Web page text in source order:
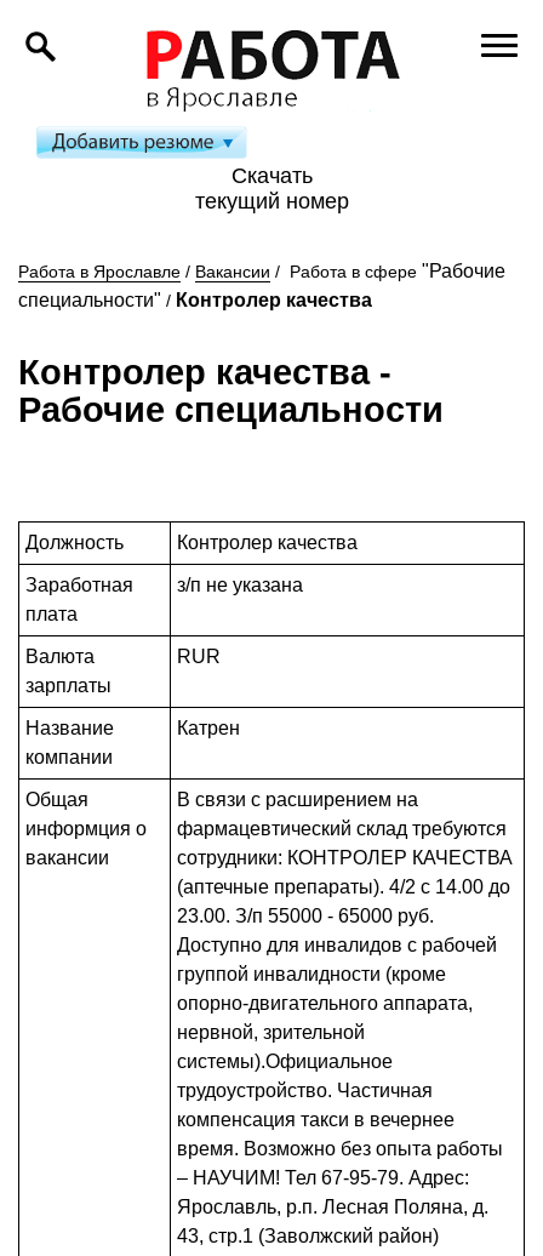
Скачать
текущий номер
Работа в Ярославле / Вакансии / Работа в сфере "Рабочие
специальности" / Контролер качества
Контролер качества-
Рабочие специальности
Должность Контролер качества
Заработная
плата
з/п не указана
Валюта
зарплаты
RUR
Название
компании
Катрен
Общая
информция о
вакансии
В связи с расширением на
фармацевтический склад требуются
сотрудники: КОНТРОЛЕР КАЧЕСТВА
(аптечные препараты). 4/2 с 14.00 до
23.00. З/п 55000 - 65000 руб.
Доступно для инвалидов с рабочей
группой инвалидности (кроме
опорно-двигательного аппарата,
нервной, зрительной
системы).Официальное
трудоустройство. Частичная
компенсация такси в вечернее
время. Возможно без опыта работы
– НАУЧИМ! Тел 67-95-79. Адрес:
Ярославль, р.п. Лесная Поляна, д.
43, стр.1 (Заволжский район)